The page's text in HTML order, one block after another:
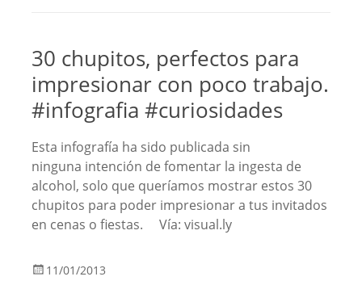
30 chupitos, perfectos para
impresionar con poco trabajo.
#infografia #curiosidades
Esta infografía ha sido publicada sin
ninguna intención de fomentar la ingesta de
alcohol, solo que queríamos mostrar estos 30
chupitos para poder impresionar a tus invitados
en cenas o fiestas. Vía: visual.ly
11/01/2013